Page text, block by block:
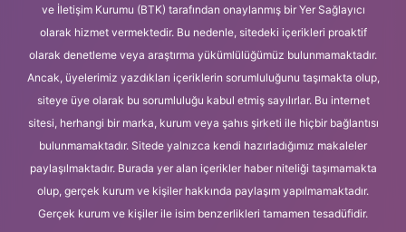
ve İletişim Kurumu (BTK) tarafından onaylanmış bir Yer Sağlayıcı
olarak hizmet vermektedir. Bu nedenle, sitedeki içerikleri proaktif
olarak denetleme veya araştırma yükümlülüğümüz bulunmamaktadır.
Ancak, üyelerimiz yazdıkları içeriklerin sorumluluğunu taşımakta olup,
siteye üye olarak bu sorumluluğu kabul etmiş sayılırlar. Bu internet
sitesi, herhangi bir marka, kurum veya şahıs şirketi ile hiçbir bağlantısı
bulunmamaktadır. Sitede yalnızca kendi hazırladığımız makaleler
paylaşılmaktadır. Burada yer alan içerikler haber niteliği taşımamakta
olup, gerçek kurum ve kişiler hakkında paylaşım yapılmamaktadır.
Gerçek kurum ve kişiler ile isim benzerlikleri tamamen tesadüfidir.